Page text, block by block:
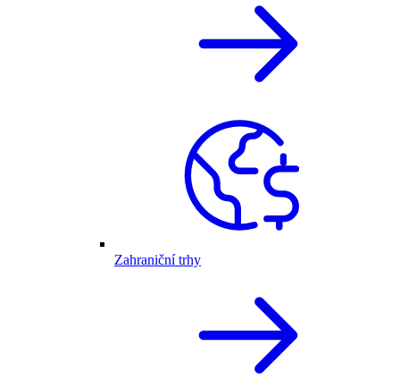
Zahraniční trhy